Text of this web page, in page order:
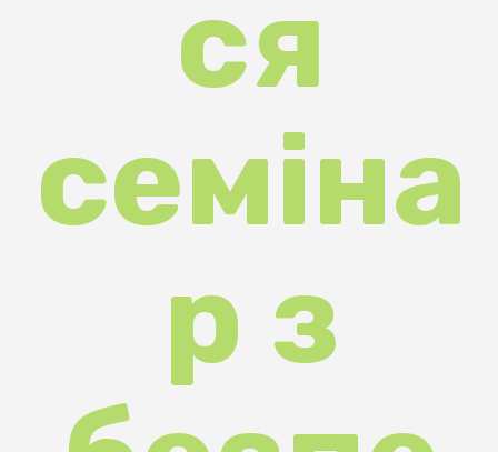
р з
безпе
ки